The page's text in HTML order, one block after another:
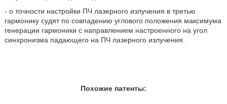
- о точности настройки ПЧ лазерного излучения в третью
гармонику судят по совпадению углового положения максимума
генерации гармоники с направлением настроенного на угол
синхронизма падающего на ПЧ лазерного излучения.
Похожие патенты: